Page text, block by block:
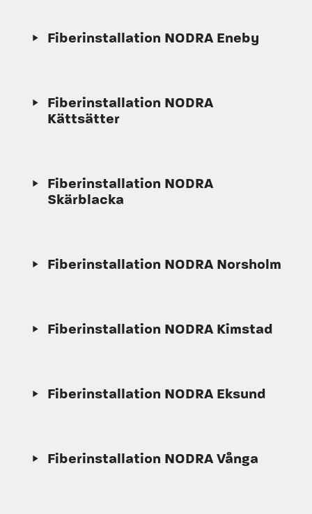
Fiberinstallation NODRA Eneby
Fiberinstallation NODRA
Kättsätter
Fiberinstallation NODRA
Skärblacka
Fiberinstallation NODRA Norsholm
Fiberinstallation NODRA Kimstad
Fiberinstallation NODRA Eksund
Fiberinstallation NODRA Vånga